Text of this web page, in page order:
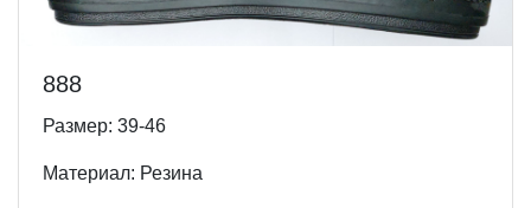
888
Размер: 39-46
Материал: Резина